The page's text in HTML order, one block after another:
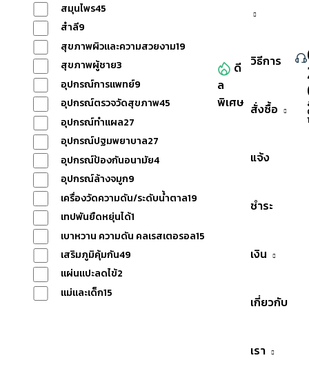
หมวดหมู่สินค้าทั้งหมด
ดี
ล
พิเศษ
วิธีการ
สั่งซื้อ
แจ้ง
ชำระ
เงิน
เกี่ยวกับ
เรา
สมุนไพร45
สำลี9
สุขภาพผิวและความสวยงาม19
สุขภาพผู้ชาย3
อุปกรณ์การแพทย์9
อุปกรณ์ตรวจวัดสุขภาพ45
อุปกรณ์ทำแผล27
อุปกรณ์ปฐมพยาบาล27
อุปกรณ์ป้องกันอนามัย4
อุปกรณ์ล้างจมูก9
เครื่องวัดความดัน/ระดับน้ำตาล19
เทปพันยืดหยุ่นได้1
เบาหวาน ความดัน คลเรสเตอรอล15
เสริมภูมิคุ้มกัน49
แผ่นแปะลดไข้2
แม่และเด็ก15